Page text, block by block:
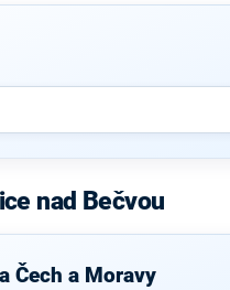
nad Bečvou
Čech a Moravy